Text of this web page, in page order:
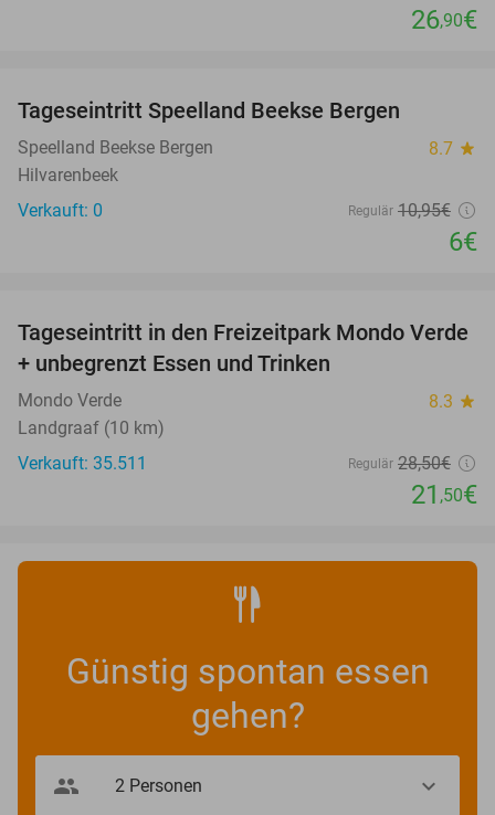
26,90€
NEW
TODAY
Tageseintritt Speelland Beekse Bergen
Speelland Beekse Bergen 8.7 star
Hilvarenbeek
Verkauft: 0
Regulär 10,95€
6€
25%
Tageseintritt in den Freizeitpark Mondo Verde
+ unbegrenzt Essen und Trinken
Mondo Verde 8.3 star
Landgraaf (10 km)
Verkauft: 35.511
Regulär 28,50€
21 ,50€
Günstig spontan essen
gehen?